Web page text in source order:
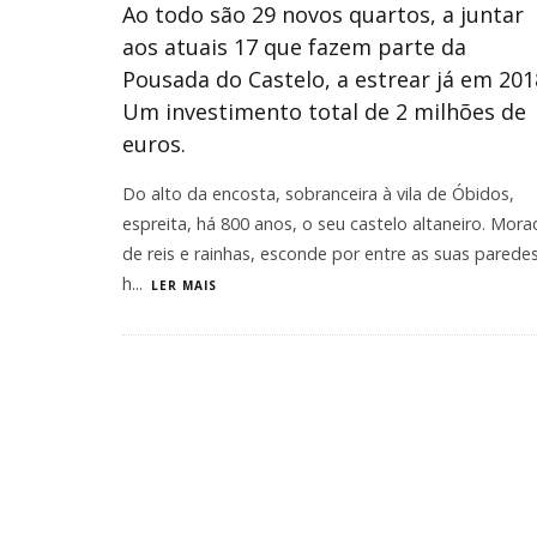
Ao todo são 29 novos quartos, a juntar
aos atuais 17 que fazem parte da
Pousada do Castelo, a estrear já em
Um investimento total de 2 milhões de
euros.
Do alto da encosta, sobranceira à vila de Óbidos,
espreita, há 800 anos, o seu castelo altaneiro.
de reis e rainhas, esconde por entre as suas
h... LER MAIS